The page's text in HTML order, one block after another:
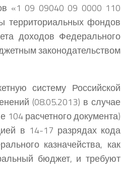
«1 09 09040 09 0000 110
территориальных фондов
доходов Федерального
законодательством
систему Российской
(08.05.2013) в случае
104 расчетного документа)
в 14-17 разрядах кода
казначейства, как
бюджет, и требуют